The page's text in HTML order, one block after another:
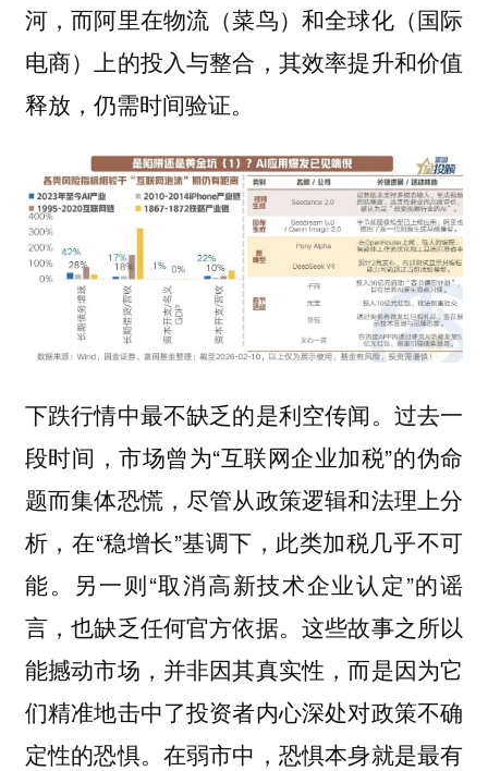
河，而阿里在物流（菜鸟）和全球化（国际
电商）上的投入与整合，其效率提升和价值
释放，仍需时间验证。
下跌行情中最不缺乏的是利空传闻。过去一
段时间，市场曾为“互联网企业加税”的伪命
题而集体恐慌，尽管从政策逻辑和法理上分
析，在“稳增长”基调下，此类加税几乎不可
能。另一则“取消高新技术企业认定”的谣
言，也缺乏任何官方依据。这些故事之所以
能撼动市场，并非因其真实性，而是因为它
们精准地击中了投资者内心深处对政策不确
定性的恐惧。在弱市中，恐惧本身就是最有